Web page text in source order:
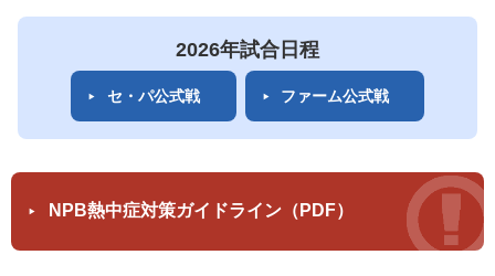
2026年試合日程
セ・パ公式戦 ファーム公式戦
NPB熱中症対策ガイドライン（PDF）